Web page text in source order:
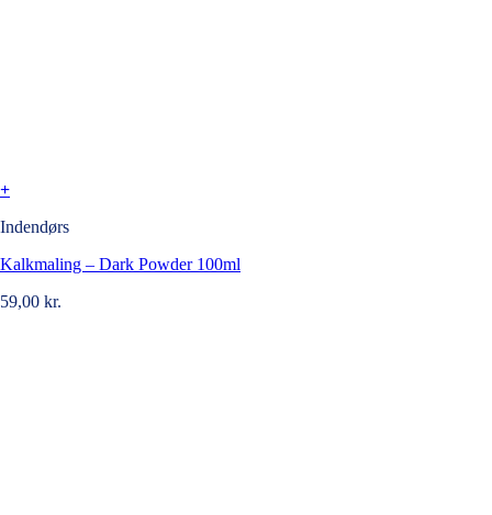
+
Indendørs
Kalkmaling – Dark Powder 100ml
59,00 kr.